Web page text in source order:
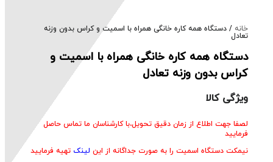
خانه / دستگاه همه کاره خانگی همراه با اسمیت و کراس بدون وزنه
تعادل
دستگاه همه کاره خانگی همراه با اسمیت و
کراس بدون وزنه تعادل
ویژگی کالا
لصفا جهت اطلاع از زمان دقیق تحویل،با کارشناسان ما تماس حاصل
فرمایید
نیمکت دستگاه اسمیت را به صورت جداگانه از این لینک تهیه فرمایید